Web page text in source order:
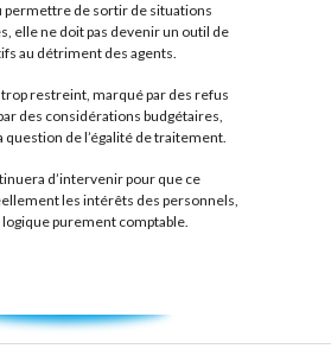
permettre de sortir de situations
elle ne doit pas devenir un outil de
au détriment des agents.
restreint, marqué par des refus
des considérations budgétaires,
question de l’égalité de traitement.
d’intervenir pour que ce
les intérêts des personnels,
logique purement comptable.